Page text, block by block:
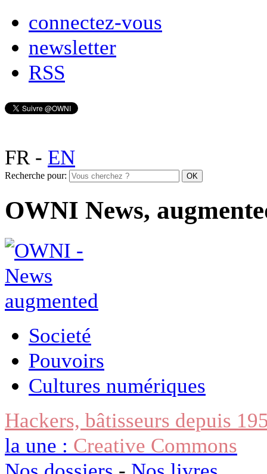
connectez-vous
newsletter
RSS
FR- EN
Recherche pour:
OWNI News,
Societé
Pouvoirs
Cultures numériques
Hackers, bâtisseurs depuis
la une : Creative Commons